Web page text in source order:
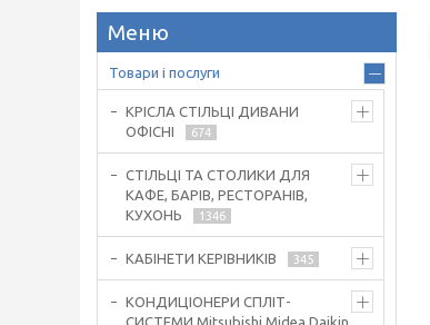
Товари і послуги
КРІСЛА СТІЛЬЦІ ДИВАНИ
ОФІСНІ
674
СТІЛЬЦІ ТА СТОЛИКИ ДЛЯ
КАФЕ, БАРІВ, РЕСТОРАНІВ,
КУХОНЬ
1346
КАБІНЕТИ КЕРІВНИКІВ 345
КОНДИЦІОНЕРИ СПЛІТ-
СИСТЕМИ Mitsubishi Midea Daikin